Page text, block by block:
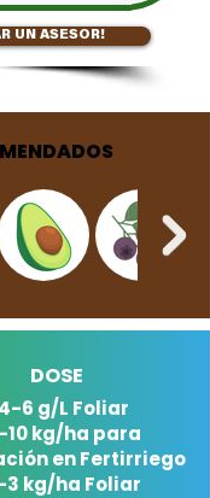
UN ASESOR!
DOSE
4-6 g/L Foliar
10 kg/ha para
en Fertirriego
3 kg/ha Foliar